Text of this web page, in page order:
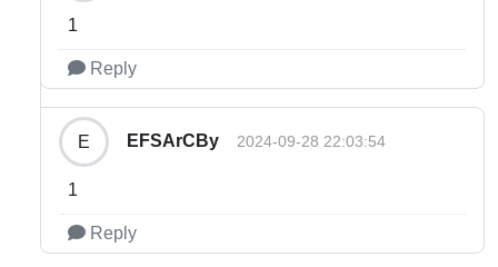
1
Reply
E EFSArCBy 2024-09-28 22:03:54
1
Reply